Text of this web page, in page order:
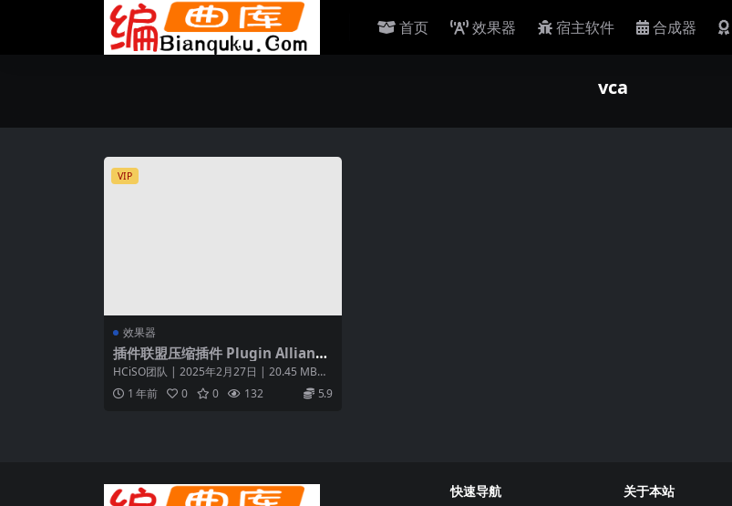
首页 效果器 宿主软件 合成器
vca
VIP
效果器
插件联盟压缩插件 Plugin Alliance
Vertigo VSC-2 v1.15.1 macOS [H
CiSO]
HCiSO团队 | 2025年2月27日 | 20.45 MB原
始硬件Verti...
1 年前 0 0 132 5.9
快速导航
关于本站